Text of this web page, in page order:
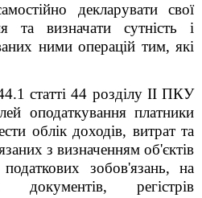
декларувати свої
та визначати сутність і
ними операцій тим, які
статті 44 розділу II ПКУ
оподаткування платники
облік доходів, витрат та
з визначенням об'єктів
зобов'язань, на
документів, регістрів